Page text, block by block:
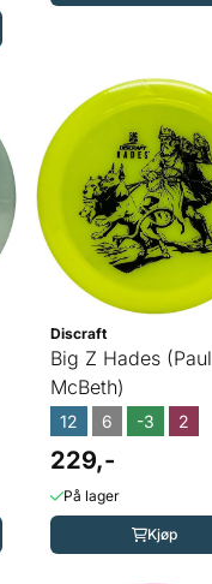
Discraft
Big Z Hades (Paul
McBeth)
12 6 -3 2
229,-
På lager
Kjøp